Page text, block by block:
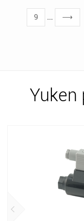
9 ... ⟶
Yuken